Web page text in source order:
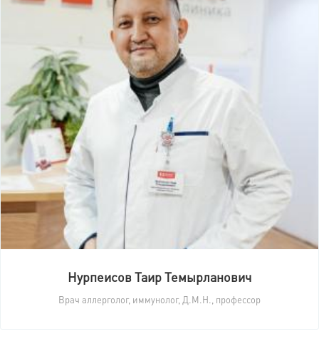
Нурпеисов Таир Темырланович
Врач аллерголог, иммунолог, Д.М.Н., профессор